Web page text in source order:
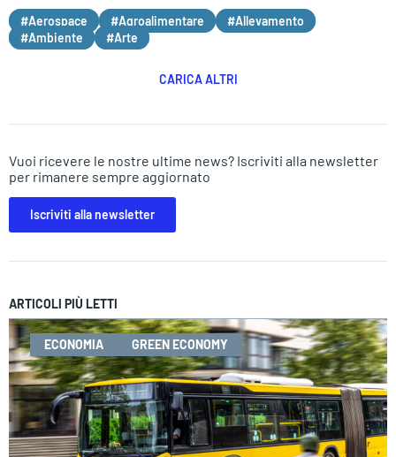
#Aerospace #Agroalimentare
#Allevamento
#Ambiente
#Arte
CARICA ALTRI
Vuoi ricevere le nostre ultime news? Iscriviti alla newsletter
per rimanere sempre aggiornato
Iscriviti alla newsletter
ARTICOLI PIÙ LETTI
ECONOMIA GREEN ECONOMY